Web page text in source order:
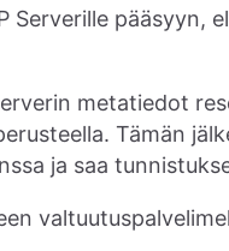
Serverille pääsyyn,
metatiedot
Tämän
ja saa